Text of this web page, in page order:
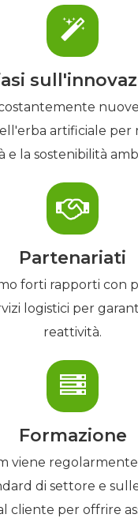
artificiale per
e la sostenibilità
Partenariati
forti rapporti con
logistici per
reattività.
Formazione
viene
di settore e
cliente per offrire